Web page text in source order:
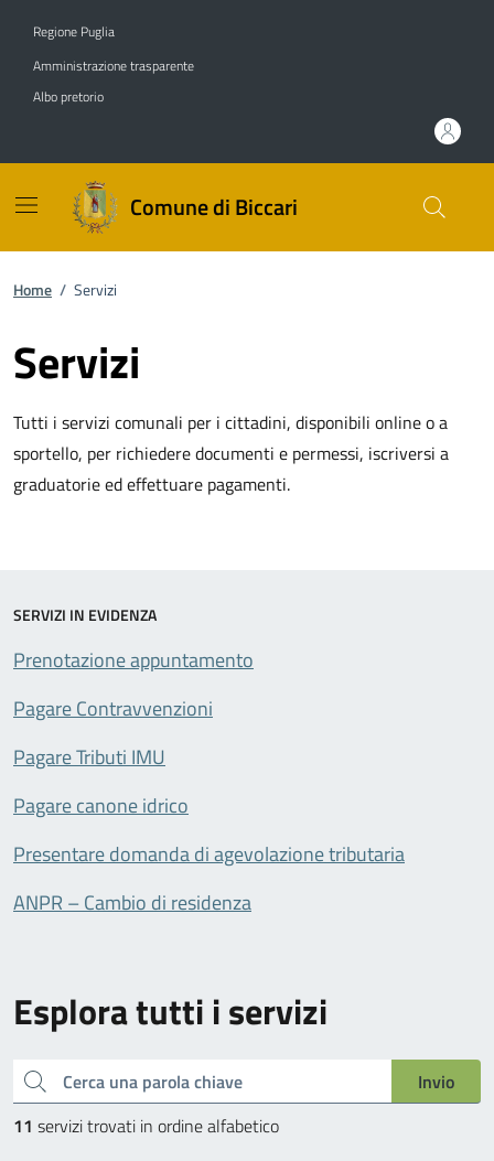
Regione Puglia
Amministrazione trasparente
Albo pretorio
Comune di Biccari
Home / Servizi
Servizi
Tutti i servizi comunali per i cittadini, disponibili online o a
sportello, per richiedere documenti e permessi, iscriversi a
graduatorie ed effettuare pagamenti.
Esplora tutti i servizi
Cerca una parola chiave
Invio
11 servizi trovati in ordine alfabetico
SERVIZI IN EVIDENZA
Prenotazione appuntamento
Pagare Contravvenzioni
Pagare Tributi IMU
Pagare canone idrico
Presentare domanda di agevolazione tributaria
ANPR – Cambio di residenza